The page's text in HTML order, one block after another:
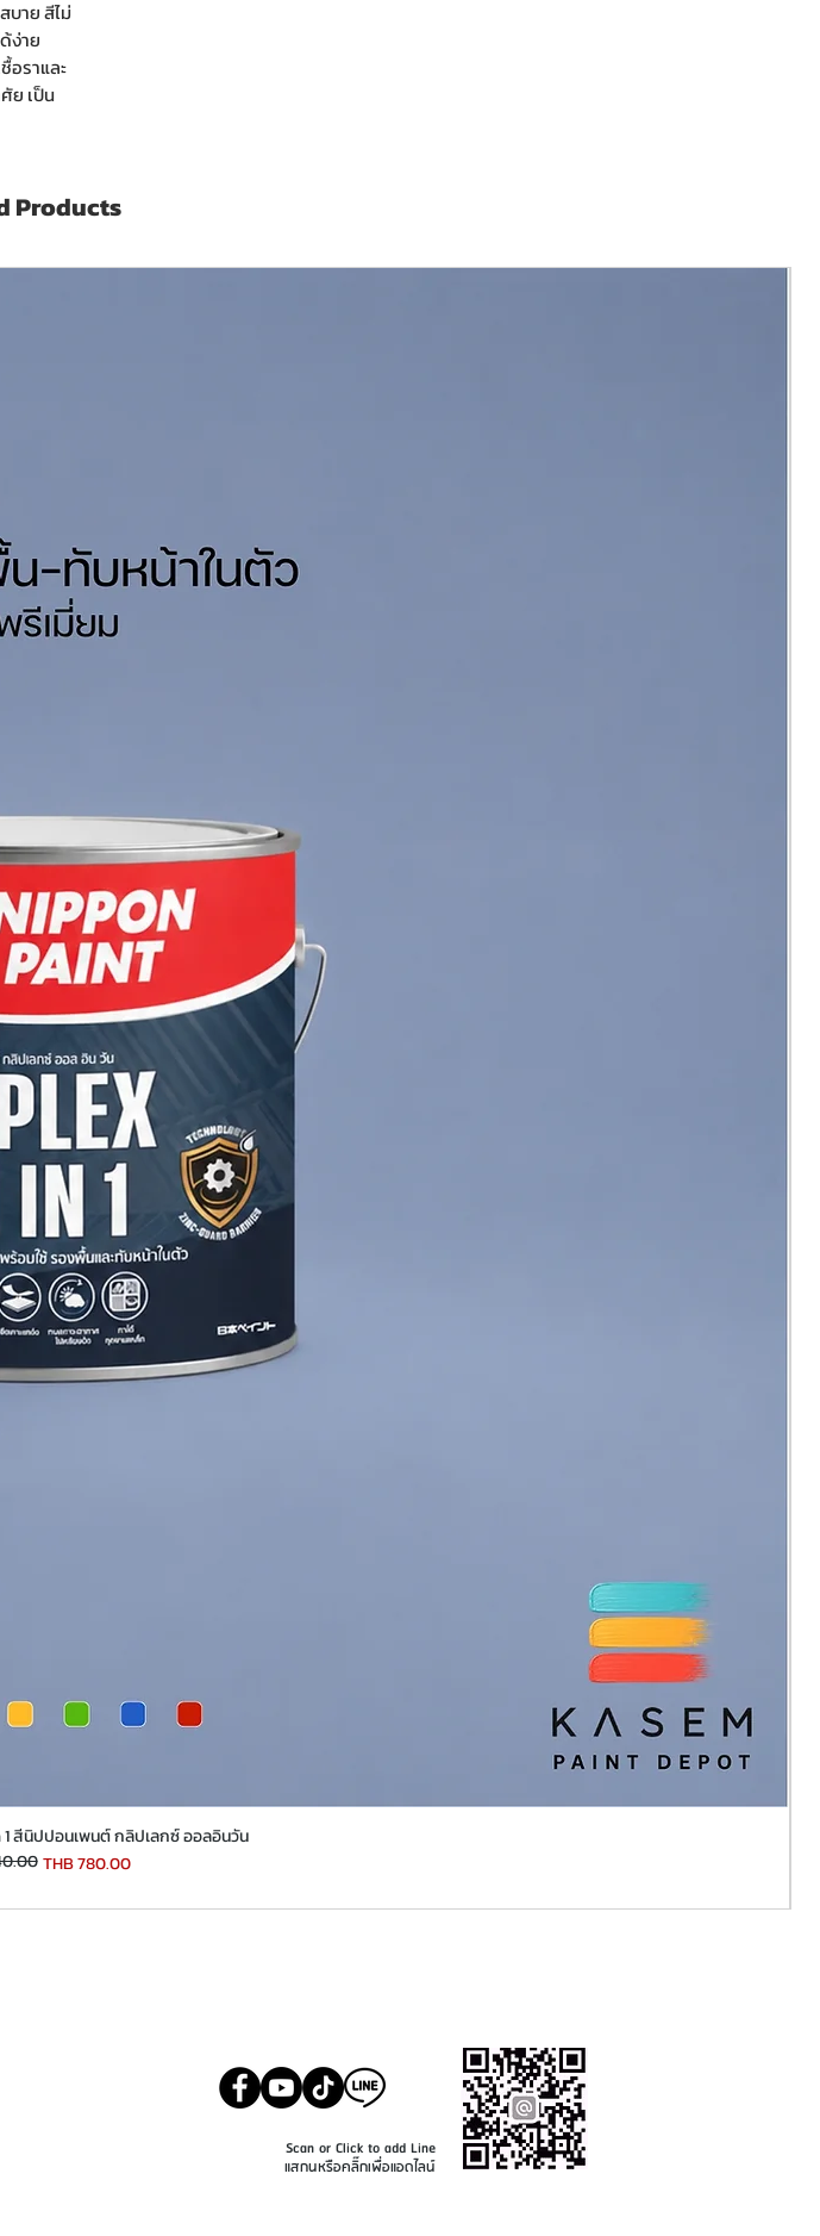
บาย สีไม่
ง่าย
อราและ
ย เป็น
Products
1 สีนิปปอนเพนต์ กลิปเลกซ์ ออลอินวัน
THB 780.00
Scan or Click to add Line
แสกนหรือคลิ๊กเพื่อแอดไลน์